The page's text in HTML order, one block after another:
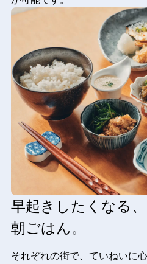
早起きしたくなる、
朝ごはん。
それぞれの街で、ていねいに